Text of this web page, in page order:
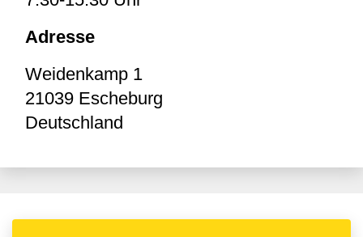
Adresse
Weidenkamp 1
21039 Escheburg
Deutschland